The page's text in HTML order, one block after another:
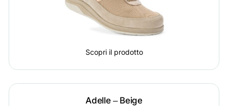
Scopri il prodotto
Adelle – Beige